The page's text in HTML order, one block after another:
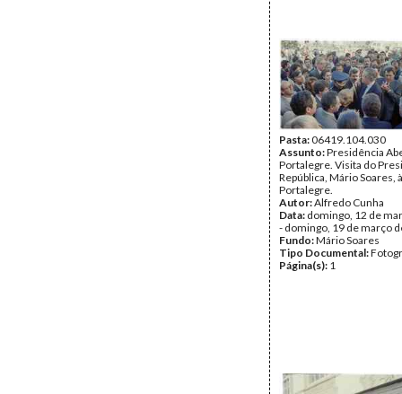
Pasta:06419.104.030
Assunto:Presidência
Portalegre. Visita do
República, Mário Soares,
Portalegre.
Autor:Alfredo Cunha
Data: domingo, 12 de
- domingo, 19 de março
Fundo:Mário Soares
Tipo Documental:
Página(s): 1